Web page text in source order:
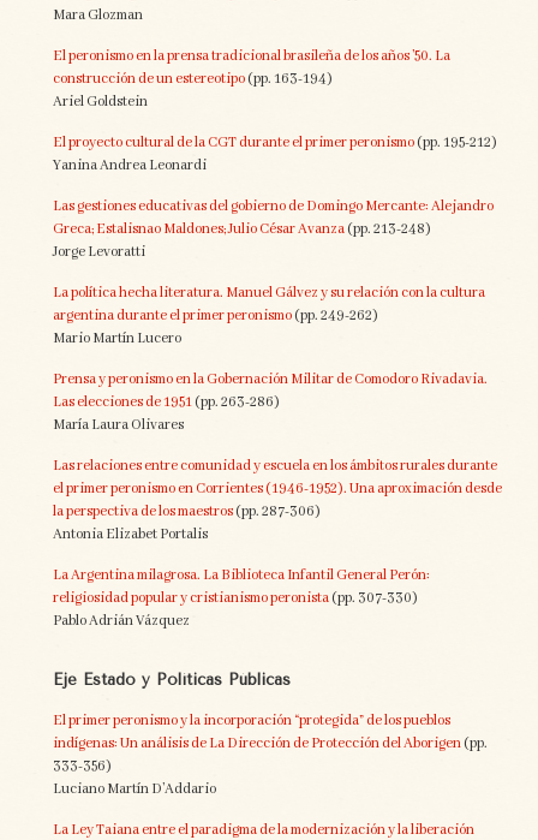
Mara Glozman
El peronismo en la prensa tradicional brasileña de los años ’50. La
construcción de un estereotipo (pp. 163-194)
Ariel Goldstein
El proyecto cultural de la CGT durante el primer peronismo (pp. 195-212)
Yanina Andrea Leonardi
Las gestiones educativas del gobierno de Domingo Mercante: Alejandro
Greca; Estalisnao Maldones; Julio César Avanza (pp. 213-248)
Jorge Levoratti
La política hecha literatura. Manuel Gálvez y su relación con la cultura
argentina durante el primer peronismo (pp. 249-262)
Mario Martín Lucero
Prensa y peronismo en la Gobernación Militar de Comodoro Rivadavia.
Las elecciones de 1951(pp. 263-286)
María Laura Olivares
Las relaciones entre comunidad y escuela en los ámbitos rurales durante
el primer peronismo en Corrientes (1946-1952). Una aproximación desde
la perspectiva de los maestros (pp. 287-306)
Antonia Elizabet Portalis
La Argentina milagrosa. La Biblioteca Infantil General Perón:
religiosidad popular y cristianismo peronista (pp. 307-330)
Pablo Adrián Vázquez
Eje Estado y Políticas Públicas
El primer peronismo y la incorporación “protegida” de los pueblos
indígenas: Un análisis de La Dirección de Protección del Aborigen (pp.
333-356)
Luciano Martín D’Addario
La Ley Taiana entre el paradigma de la modernización y la liberación